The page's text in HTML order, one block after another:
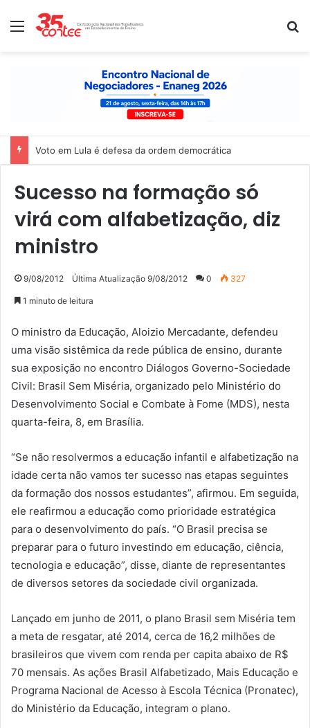
Menu
Voto em Lula é defesa da ordem democrática
Sucesso na formação só
virá com alfabetização, diz
ministro
9/08/2012 Última Atualização 9/08/2012 0 327
1 minuto de leitura
O ministro da Educação, Aloizio Mercadante, defendeu
uma visão sistêmica da rede pública de ensino, durante
sua exposição no encontro Diálogos Governo-Sociedade
Civil: Brasil Sem Miséria, organizado pelo Ministério do
Desenvolvimento Social e Combate à Fome (MDS), nesta
quarta-feira, 8, em Brasília.
“Se não resolvermos a educação infantil e alfabetização na
idade certa não vamos ter sucesso nas etapas seguintes
da formação dos nossos estudantes”, afirmou. Em seguida,
ele reafirmou a educação como prioridade estratégica
para o desenvolvimento do país. “O Brasil precisa se
preparar para o futuro investindo em educação, ciência,
tecnologia e educação”, disse, diante de representantes
de diversos setores da sociedade civil organizada.
Lançado em junho de 2011, o plano Brasil sem Miséria tem
a meta de resgatar, até 2014, cerca de 16,2 milhões de
brasileiros que vivem com renda per capita abaixo de R$
70 mensais. As ações Brasil Alfabetizado, Mais Educação e
Programa Nacional de Acesso à Escola Técnica (Pronatec),
do Ministério da Educação, integram o plano.